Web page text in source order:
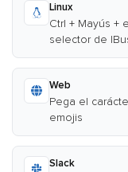
Linux
Ctrl + Mayús
selector de
Web
Pega el
emojis
Slack